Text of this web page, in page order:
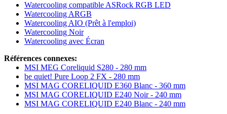
Watercooling compatible ASRock RGB LED
Watercooling ARGB
Watercooling AIO (Prêt à l'emploi)
Watercooling Noir
Watercooling avec Écran
Références connexes:
MSI MEG Coreliquid S280 - 280 mm
be quiet! Pure Loop 2 FX - 280 mm
MSI MAG CORELIQUID E360 Blanc - 360 mm
MSI MAG CORELIQUID E240 Noir - 240 mm
MSI MAG CORELIQUID E240 Blanc - 240 mm